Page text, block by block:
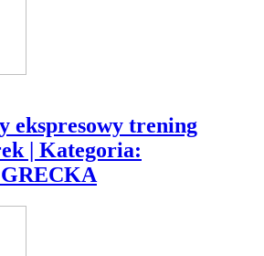
ekspresowy trening
| Kategoria: